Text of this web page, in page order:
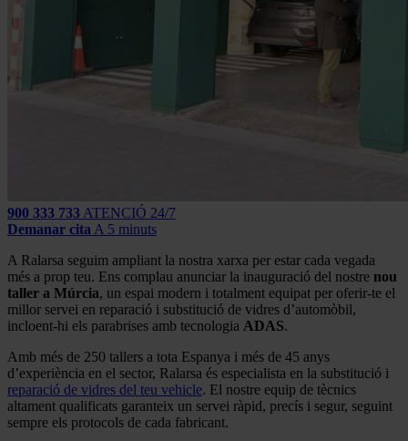
900 333 733 ATENCIÓ 24/7
Demanar cita A 5 minuts
A Ralarsa seguim ampliant la nostra xarxa per estar cada vegada
més a prop teu. Ens complau anunciar la inauguració del nostre nou
taller a Múrcia, un espai modern i totalment equipat per oferir-te el
millor servei en reparació i substitució de vidres d’automòbil,
incloent-hi els parabrises amb tecnologia ADAS.
Amb més de 250 tallers a tota Espanya i més de 45 anys
d’experiència en el sector, Ralarsa és especialista en la substitució i
reparació de vidres del teu vehicle. El nostre equip de tècnics
altament qualificats garanteix un servei ràpid, precís i segur, seguint
sempre els protocols de cada fabricant.